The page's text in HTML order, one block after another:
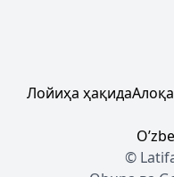
Лойиҳа ҳақидаАлоқа
©